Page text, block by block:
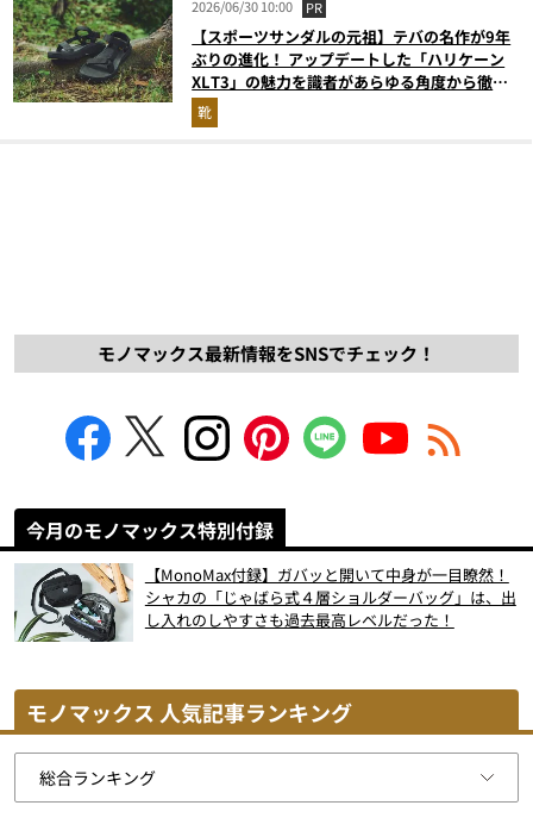
2026/06/30 10:00 PR
【スポーツサンダルの元祖】テバの名作が9年
ぶりの進化！ アップデートした「ハリケーン
XLT3」の魅力を識者があらゆる角度から徹底
解説！
靴
モノマックス最新情報をSNSでチェック！
今月のモノマックス特別付録
【MonoMax付録】ガバッと開いて中身が一目瞭然！
シャカの「じゃばら式４層ショルダーバッグ」は、出
し入れのしやすさも過去最高レベルだった！
モノマックス 人気記事ランキング